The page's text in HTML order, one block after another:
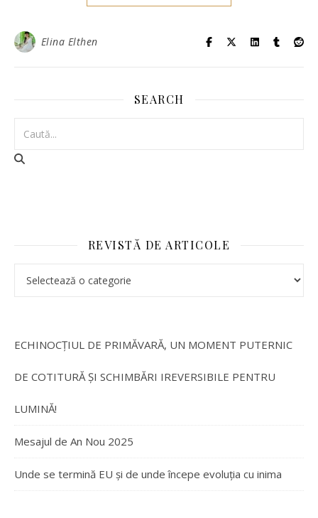
Elina Elthen
SEARCH
REVISTĂ DE ARTICOLE
ECHINOCȚIUL DE PRIMĂVARĂ, UN MOMENT PUTERNIC
DE COTITURĂ ȘI SCHIMBĂRI IREVERSIBILE PENTRU
LUMINĂ!
Mesajul de An Nou 2025
Unde se termină EU și de unde începe evoluția cu inima